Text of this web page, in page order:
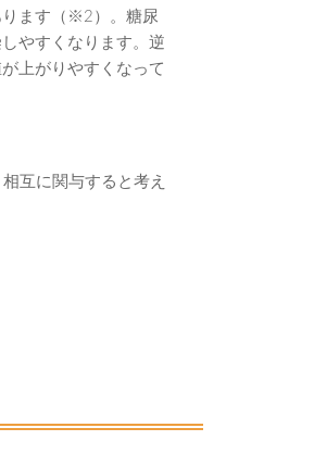
ります（※2）。糖尿
やすくなります。逆
上がりやすくなって
互に関与すると考え